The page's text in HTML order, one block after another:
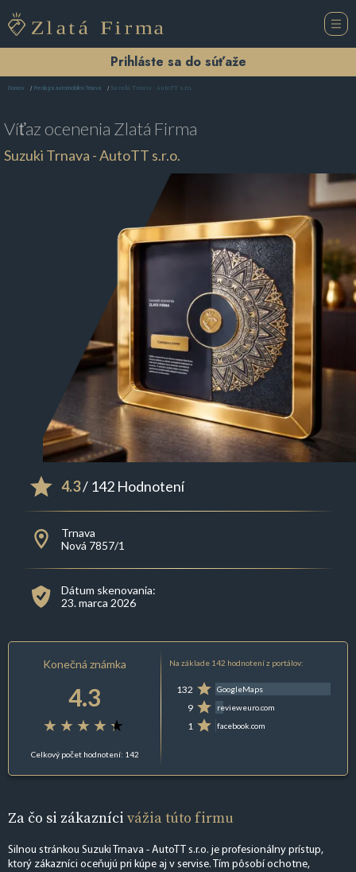
Prihláste sa do súťaže
Domov Predajca automobilov Trnava Suzuki Trnava - AutoTT s.r.o.
Víťaz ocenenia Zlatá Firma
Suzuki Trnava - AutoTT s.r.o.
4.3/ 142 Hodnotení
Trnava
Nová 7857/1
Dátum skenovania:
23. marca 2026
Konečná známka
4.3
Celkový počet hodnotení: 142
Na základe 142 hodnotení z portálov:
132 GoogleMaps
9 revieweuro.com
1 facebook.com
Za čo si zákazníci vážia túto firmu
Silnou stránkou Suzuki Trnava - AutoTT s.r.o. je profesionálny prístup,
ktorý zákazníci oceňujú pri kúpe aj v servise. Tím pôsobí ochotne,